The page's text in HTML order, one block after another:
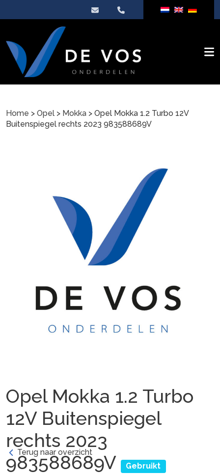
Home > Opel > Mokka > Opel Mokka 1.2 Turbo 12V
Buitenspiegel rechts 2023 983588689V
Opel Mokka 1.2 Turbo
12V Buitenspiegel
rechts 2023
983588689V
Gebruikt
Terug naar overzicht